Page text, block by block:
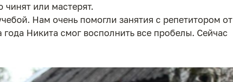
или мастерят.
Нам очень помогли занятия с репетитором от
Никита смог восполнить все пробелы. Сейчас